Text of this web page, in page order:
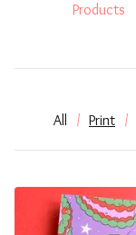
Products
All Print